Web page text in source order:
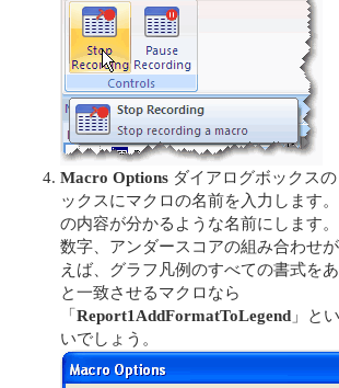
Macro Options ダイアログボックスの
ックスにマクロの名前を入力します
の内容が分かるような名前にします。
数字、アンダースコアの組み合わせ
えば、グラフ凡例のすべての書式を
と一致させるマクロなら
「Report1AddFormatToLegend 」と
いでしょう。